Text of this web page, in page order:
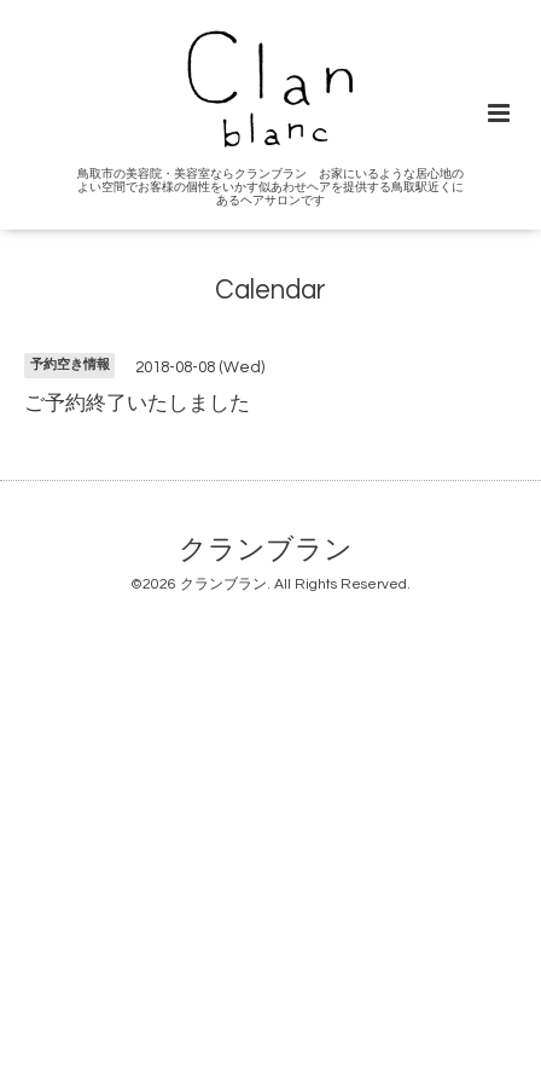
鳥取市の美容院・美容室ならクランブラン お家にいるような居心地の
よい空間でお客様の個性をいかす似あわせヘアを提供する鳥取駅近くに
あるヘアサロンです
Calendar
予約空き情報 2018-08-08 (Wed)
ご予約終了いたしました
クランブラン
©2026 クランブラン. All Rights Reserved.